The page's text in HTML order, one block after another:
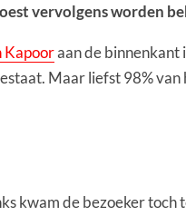
vervolgens worden
Kapooraan de binnenkant
Maar liefst 98%
kwam de bezoeker